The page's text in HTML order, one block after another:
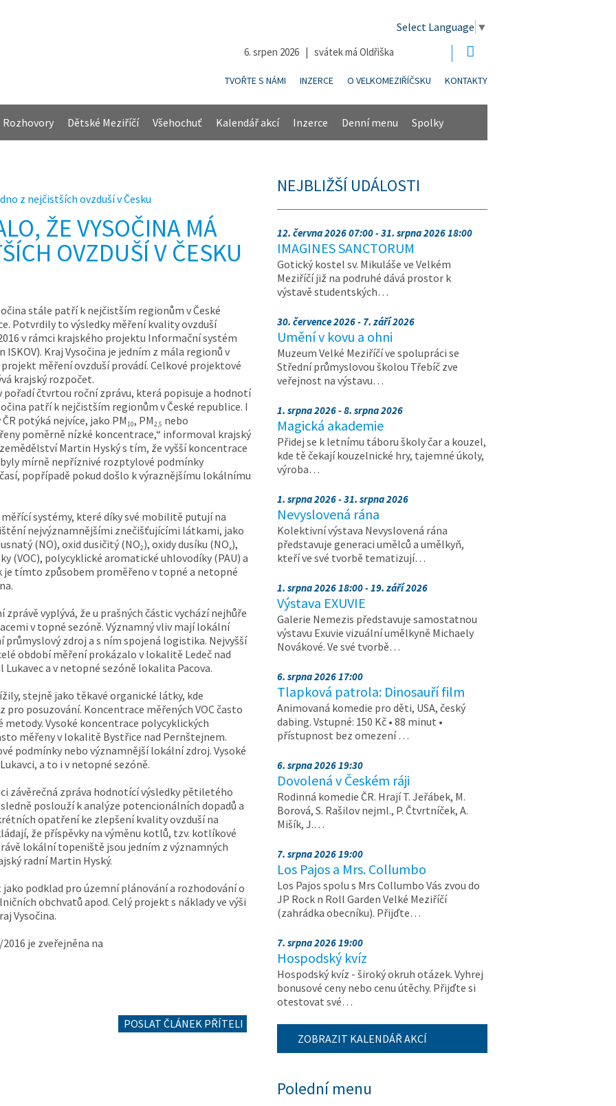
Select Language ▼
6. srpen 2026 | svátek má Oldřiška
TVOŘTE S NÁMI INZERCE O VELKOMEZIŘÍČSKU KONTAKTY
Rozhovory Dětské Meziříčí Všehochuť Kalendář akcí Inzerce Denní menu Spolky
z nejčistších ovzduší v Česku
ŽE VYSOČINA MÁ
OVZDUŠÍ V ČESKU
stále patří k nejčistším regionům v České
Potvrdily to výsledky měření kvality ovzduší
v rámci krajského projektu Informační systém
Kraj Vysočina je jedním z mála regionů v
projekt měření ovzduší provádí. Celkové projektové
krajský rozpočet.
pořadí čtvrtou roční zprávu, která popisuje a hodnotí
patří k nejčistším regionům v České republice. I
potýká nejvíce, jako PM10, PM2,5 nebo
poměrně nízké koncentrace,“ informoval krajský
Martin Hyský s tím, že vyšší koncentrace
mírně nepříznivé rozptylové podmínky
popřípadě pokud došlo k výraznějšímu lokálnímu
systémy, které díky své mobilitě putují na
nejvýznamnějšími znečišťujícími látkami, jako
(NO), oxid dusičitý (NO2), oxidy dusíku (NOx),
(VOC), polycyklické aromatické uhlovodíky (PAU) a
je tímto způsobem proměřeno v topné a netopné
zprávě vyplývá, že u prašných částic vychází nejhůře
v topné sezóně. Významný vliv mají lokální
průmyslový zdroj a s ním spojená logistika. Nejvyšší
období měření prokázalo v lokalitě Ledeč nad
Lukavec a v netopné sezóně lokalita Pacova.
stejně jako těkavé organické látky, kde
pro posuzování. Koncentrace měřených VOC často
metody. Vysoké koncentrace polycyklických
měřeny v lokalitě Bystřice nad Pernštejnem.
podmínky nebo významnější lokální zdroj. Vysoké
a to i v netopné sezóně.
závěrečná zpráva hodnotící výsledky pětiletého
poslouží k analýze potencionálních dopadů a
opatření ke zlepšení kvality ovzduší na
že příspěvky na výměnu kotlů, tzv. kotlíkové
lokální topeniště jsou jedním z významných
radní Martin Hyský.
podklad pro územní plánování a rozhodování o
obchvatů apod. Celý projekt s náklady ve výši
Vysočina.
je zveřejněna na
POSLAT ČLÁNEK PŘÍTELI
NEJBLIŽŠÍ UDÁLOSTI
12. června 2026 07:00 - 31. srpna 2026 18:00
IMAGINES SANCTORUM
Gotický kostel sv. Mikuláše ve Velkém
Meziříčí již na podruhé dává prostor k
výstavě studentských…
30. července 2026 - 7. září 2026
Umění v kovu a ohni
Muzeum Velké Meziříčí ve spolupráci se
Střední průmyslovou školou Třebíč zve
veřejnost na výstavu…
1. srpna 2026 - 8. srpna 2026
Magická akademie
Přidej se k letnímu táboru školy čar a kouzel,
kde tě čekají kouzelnické hry, tajemné úkoly,
výroba…
1. srpna 2026 - 31. srpna 2026
Nevyslovená rána
Kolektivní výstava Nevyslovená rána
představuje generaci umělců a umělkyň,
kteří ve své tvorbě tematizují…
1. srpna 2026 18:00 - 19. září 2026
Výstava EXUVIE
Galerie Nemezis představuje samostatnou
výstavu Exuvie vizuální umělkyně Michaely
Novákové. Ve své tvorbě…
6. srpna 2026 17:00
Tlapková patrola: Dinosauří film
Animovaná komedie pro děti, USA, český
dabing. Vstupné: 150 Kč • 88 minut •
přístupnost bez omezení …
6. srpna 2026 19:30
Dovolená v Českém ráji
Rodinná komedie ČR. Hrají T. Jeřábek, M.
Borová, S. Rašilov nejml., P. Čtvrtníček, A.
Mišík, J.…
7. srpna 2026 19:00
Los Pajos a Mrs. Collumbo
Los Pajos spolu s Mrs Collumbo Vás zvou do
JP Rock n Roll Garden Velké Meziříčí
(zahrádka obecníku). Přijďte…
7. srpna 2026 19:00
Hospodský kvíz
Hospodský kvíz - široký okruh otázek. Vyhrej
bonusové ceny nebo cenu útěchy. Přijďte si
otestovat své…
ZOBRAZIT KALENDÁŘ AKCÍ
Polední menu